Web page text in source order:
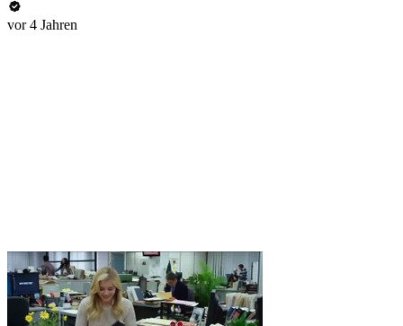
vor 4 Jahren